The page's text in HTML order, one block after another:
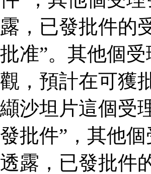
露，已發批件的
批准”。其他個
觀，預計在可獲
纈沙坦片這個受
發批件”，其他
透露，已發批件